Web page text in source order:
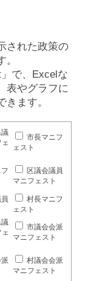
された政策の
で、Excelな
表やグラフに
きます。
ェ
市長マニフ
ェスト
区議会議員
マニフェスト
村長マニフ
ェスト
ェ
市議会会派
マニフェスト
村議会会派
マニフェスト